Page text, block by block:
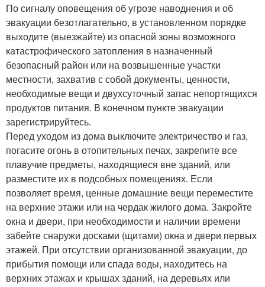
По сигналу оповещения об угрозе наводнения и об
эвакуации безотлагательно, в установленном порядке
выходите (выезжайте) из опасной зоны возможного
катастрофического затопления в назначенный
безопасный район или на возвышенные участки
местности, захватив с собой документы, ценности,
необходимые вещи и двухсуточный запас непортящихся
продуктов питания. В конечном пункте эвакуации
зарегистрируйтесь.
Перед уходом из дома выключите электричество и газ,
погасите огонь в отопительных печах, закрепите все
плавучие предметы, находящиеся вне зданий, или
разместите их в подсобных помещениях. Если
позволяет время, ценные домашние вещи переместите
на верхние этажи или на чердак жилого дома. Закройте
окна и двери, при необходимости и наличии времени
забейте снаружи досками (щитами) окна и двери первых
этажей. При отсутствии организованной эвакуации, до
прибытия помощи или спада воды, находитесь на
верхних этажах и крышах зданий, на деревьях или